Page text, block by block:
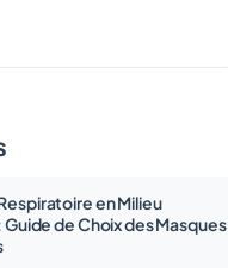
en Milieu
de Choix des Masques